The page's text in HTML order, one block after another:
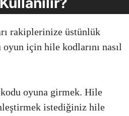
rakiplerinize üstünlük
için hile kodlarını nasıl
oyuna girmek. Hile
istediğiniz hile